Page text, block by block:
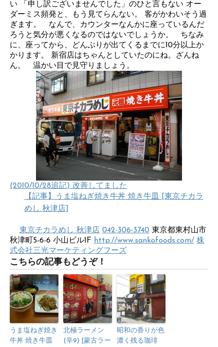
い 「申し訳ございませんでした」のひと言もない オー
ダーミス頻発と、もう見てらんない。 客がかわいそう過
ぎます。 なんで、カウンターなんかに座っているんだ
ろうと気分が悪くなるのではないでしょうか。 ちなみ
に、座ってから、どんぶりが出てくるまでに10分以上か
かります。 新宿店はちゃんとしていたのにね。ざんね
ん。 温かい目で見守りましょう。
(2010/10/28追記) 改善してました
【記事】うま塩ねぎ焼き牛丼 焼き牛皿 [東京チカラ
めし 秋津店]
東京チカラめし 秋津店 042-306-3740 東京都東村山市
秋津町5-6-6 小山ビル1F
http://www.sankofoods.com/ 株
式会社三光マーケティングフーズ
こちらの記事もどうぞ！
うま塩ねぎ焼き
牛丼 焼き牛皿
北極ラーメン
(辛9) [蒙古ラー
昭和の香りが色
濃く残る珈琲